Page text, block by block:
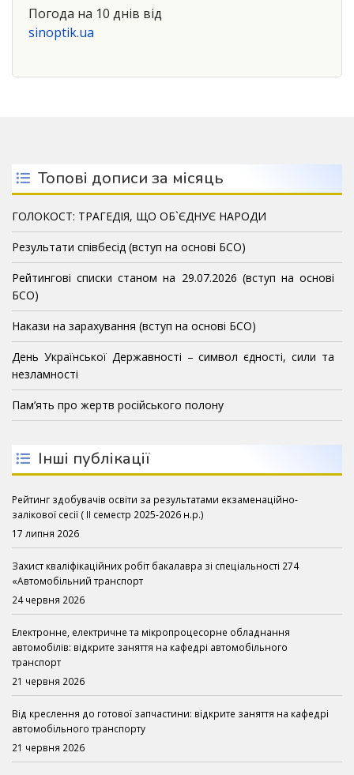
Погода на 10 днів від
sinoptik.ua
Топові дописи за місяць
ГОЛОКОСТ: ТРАГЕДІЯ, ЩО ОБ`ЄДНУЄ НАРОДИ
Результати співбесід (вступ на основі БСО)
Рейтингові списки станом на 29.07.2026 (вступ на основі
БСО)
Накази на зарахування (вступ на основі БСО)
День Української Державності – символ єдності, сили та
незламності
Пам’ять про жертв російського полону
Інші публікації
Рейтинг здобувачів освіти за результатами екзаменаційно-
залікової сесії ( ІІ семестр 2025-2026 н.р.)
17 липня 2026
Захист кваліфікаційних робіт бакалавра зі спеціальності 274
«Автомобільний транспорт
24 червня 2026
Електронне, електричне та мікропроцесорне обладнання
автомобілів: відкрите заняття на кафедрі автомобільного
транспорт
21 червня 2026
Від креслення до готової запчастини: відкрите заняття на кафедрі
автомобільного транспорту
21 червня 2026